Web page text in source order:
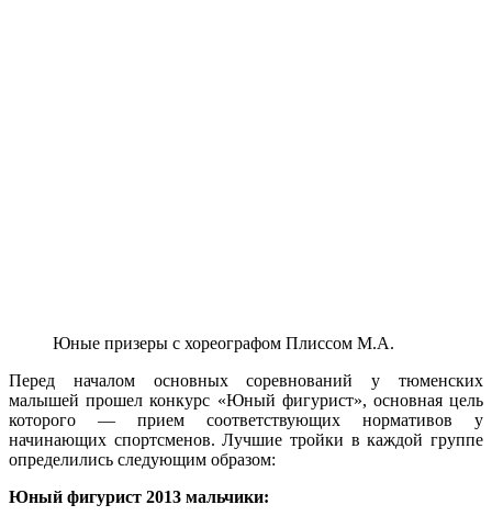
Юные призеры с хореографом Плиссом М.А.
Перед началом основных соревнований у тюменских
малышей прошел конкурс «Юный фигурист», основная цель
которого — прием соответствующих нормативов у
начинающих спортсменов. Лучшие тройки в каждой группе
определились следующим образом:
Юный фигурист 2013 мальчики: